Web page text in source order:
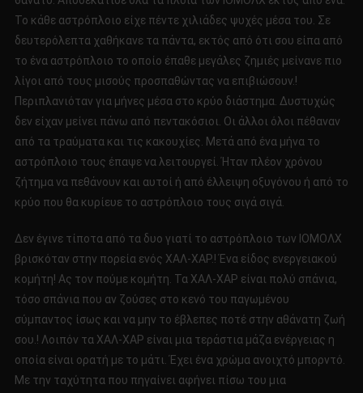
Το κάθε αστρόπλοιο είχε πέντε χιλιάδες ψυχές μέσα του. Σε
δευτερόλεπτα χαθήκανε τα πάντα, εκτός από ότι σου είπα από
το ένα αστρόπλοιο το οποίο έπαθε μεγάλες ζημιές μείνανε πιο
λίγοι από τους μισούς προσπαθώντας να επιβιώσουν.!
Περιπλανιόταν για μήνες μέσα στο κρύο διάστημα. Δυστυχώς
δεν είχαν μείνει πάνω από πεντακόσιοι. Οι άλλοι όλοι πέθαναν
από τα τραύματα και τις κακουχίες. Μετά από ένα μήνα το
αστρόπλοιο τους έπαψε να λειτουργεί. Ήταν πλέον χρόνου
ζήτημα να πεθάνουν και αυτοί ή από έλλειψη οξυγόνου ή από το
κρύο που θα κυρίευε το αστρόπλοιο τους σιγά σιγά.
Δεν έγινε τίποτα από τα δυο γιατί το αστρόπλοιο των ΙΟΜΟΛΧ
βρισκόταν στην πορεία ενός ΧΑΛ-ΧΑΡ.! Ένα είδος ενεργειακού
κομήτη! Ας τον πούμε κομήτη. Τα ΧΑΛ-ΧΑΡ είναι πολύ σπάνια,
τόσο σπάνια που αν ζούσες στο κενό του παγωμένου
σύμπαντος ίσως και να μην το έβλεπες ποτέ στην αθάνατη ζωή
σου.! Λοιπόν τα ΧΑΛ-ΧΑΡ είναι μια τεράστια μάζα ενέργειας η
οποία είναι ορατή με το μάτι. Έχει ένα χρώμα ανοιχτό μπορντό.
Με την ταχύτητα που πηγαίνει αφήνει πίσω του μια